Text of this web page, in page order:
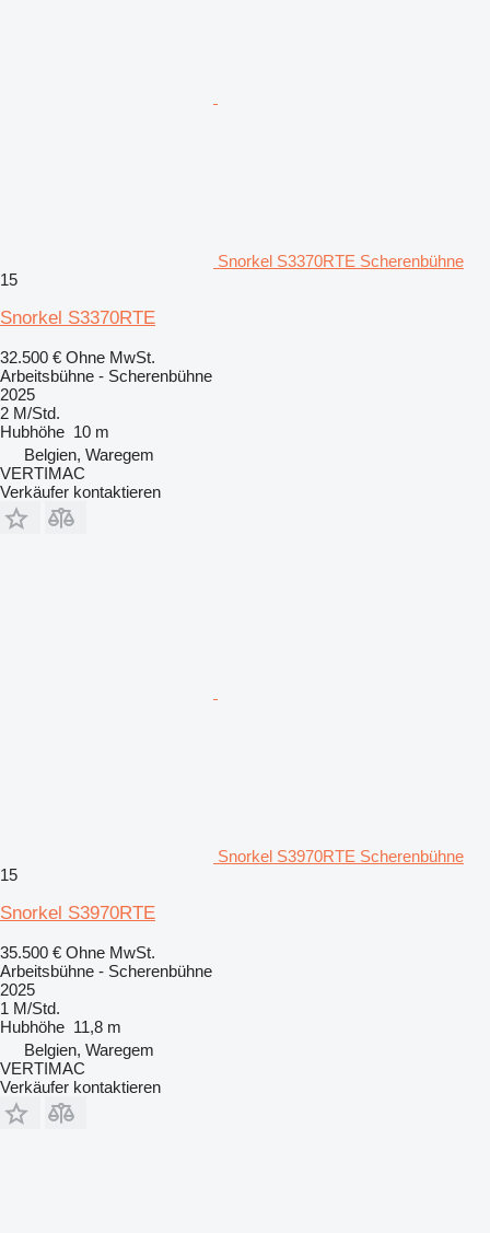
Snorkel S3370RTE Scherenbühne
15
Snorkel S3370RTE
32.500 € Ohne MwSt.
Arbeitsbühne - Scherenbühne
2025
2 M/Std.
Hubhöhe 10 m
Belgien, Waregem
VERTIMAC
Verkäufer kontaktieren
Snorkel S3970RTE Scherenbühne
15
Snorkel S3970RTE
35.500 € Ohne MwSt.
Arbeitsbühne - Scherenbühne
2025
1 M/Std.
Hubhöhe 11,8 m
Belgien, Waregem
VERTIMAC
Verkäufer kontaktieren